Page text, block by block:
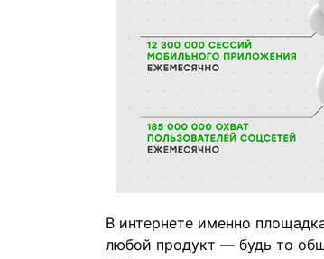
В интернете именно
любой продукт — будь то